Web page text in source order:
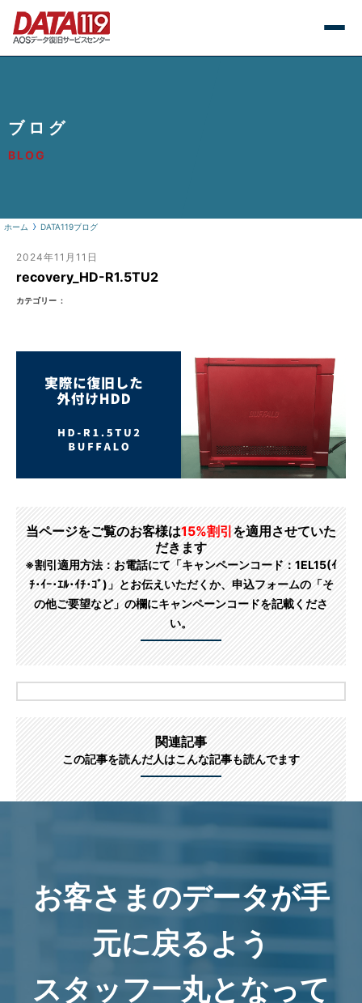
ブログ
BLOG
ホーム DATA119ブログ
2024年11月11日
recovery_HD-R1.5TU2
カテゴリー
当ページをご覧のお客様は15%割引を適用させていた
だきます
※割引適用方法：お電話にて「キャンペーンコード：1EL15(ｲ
ﾁ･ｲｰ･ｴﾙ･ｲﾁ･ｺﾞ)」とお伝えいただくか、申込フォームの「そ
の他ご要望など」の欄にキャンペーンコードを記載くださ
い。
関連記事
この記事を読んだ人はこんな記事も読んでます
お客さまのデータが手
元に戻るよう
スタッフ一丸となって